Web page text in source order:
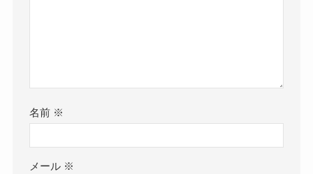
名前 ※
メール ※